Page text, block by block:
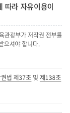
따라 자유이용이
관광부가 저작권 전부를
으셔야 합니다.
권법 제37조 및제138조